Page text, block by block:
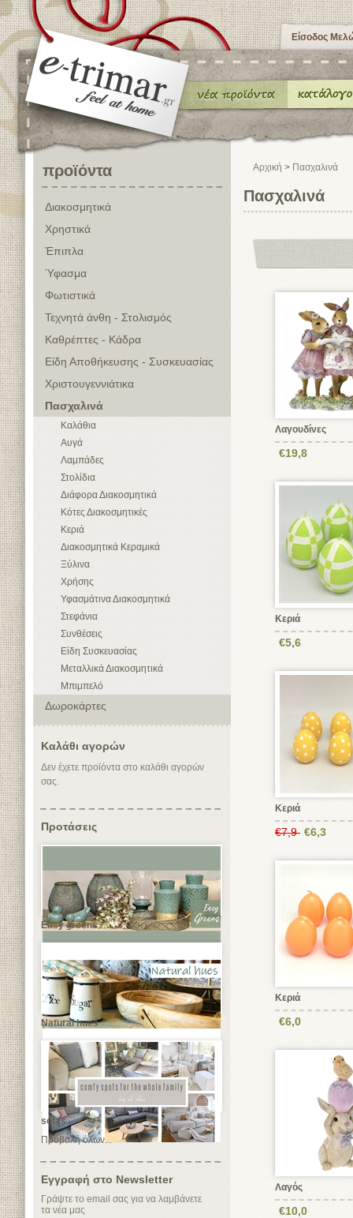
Είσοδος
προϊόντα
Διακοσμητικά
Χρηστικά
Έπιπλα
Ύφασμα
Φωτιστικά
Τεχνητά άνθη - Στολισμός
Καθρέπτες - Κάδρα
Είδη Αποθήκευσης - Συσκευασίας
Χριστουγεννιάτικα
Πασχαλινά
Καλάθια
Αυγά
Λαμπάδες
Στολίδια
Διάφορα Διακοσμητικά
Κότες Διακοσμητικές
Κεριά
Διακοσμητικά Κεραμικά
Ξύλινα
Χρήσης
Υφασμάτινα Διακοσμητικά
Στεφάνια
Συνθέσεις
Είδη Συσκευασίας
Μεταλλικά Διακοσμητικά
Μπιμπελό
Δωροκάρτες
Καλάθι αγορών
Δεν έχετε προϊόντα στο καλάθι αγορών
σας.
Προτάσεις
Easy greens
Natural hues
sofas
Προβολή όλων...
Εγγραφή στο Newsletter
Γράψτε το email σας για να λαμβάνετε
τα νέα μας
Αρχική > Πασχαλινά
Πασχαλινά
Λαγουδίνες
€19,8
Κεριά
€5,6
Κεριά
€7,9 €6,3
Κεριά
€6,0
Λαγός
€10,0